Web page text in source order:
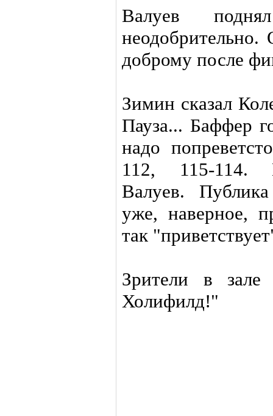
Валуев
неодобрительно.
доброму после
Зимин сказал
Пауза... Баффер
надо
112, 115-114.
Валуев.
уже, наверное,
так
Зрители в зале
Холифилд!"